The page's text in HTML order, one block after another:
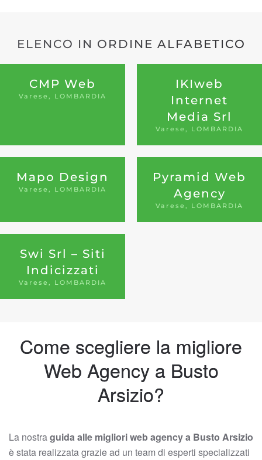
ELENCO IN ORDINE ALFABETICO
CMP Web
Varese, LOMBARDIA
IKIweb
Internet
Media Srl
Varese, LOMBARDIA
Mapo Design
Varese, LOMBARDIA
Pyramid Web
Agency
Varese, LOMBARDIA
Swi Srl – Siti
Indicizzati
Varese, LOMBARDIA
Come scegliere la migliore
Web Agency a Busto
Arsizio?
La nostraguida alle migliori web agency a Busto Arsizio
è stata realizzata grazie ad un team di esperti specializzati